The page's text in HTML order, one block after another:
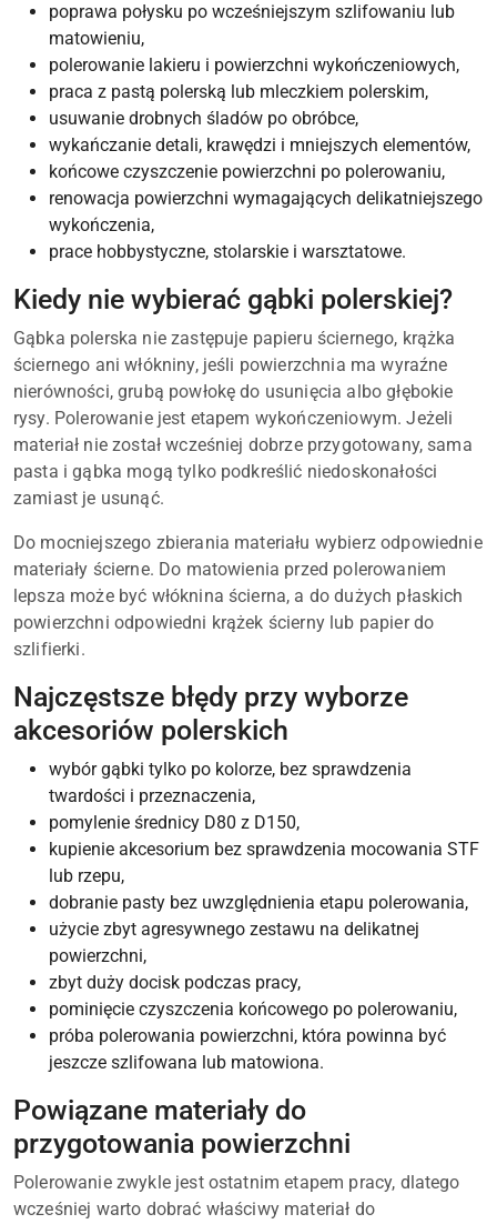
poprawa połysku po wcześniejszym szlifowaniu lub
matowieniu,
polerowanie lakieru i powierzchni wykończeniowych,
praca z pastą polerską lub mleczkiem polerskim,
usuwanie drobnych śladów po obróbce,
wykańczanie detali, krawędzi i mniejszych elementów,
końcowe czyszczenie powierzchni po polerowaniu,
renowacja powierzchni wymagających delikatniejszego
wykończenia,
prace hobbystyczne, stolarskie i warsztatowe.
Kiedy nie wybierać gąbki polerskiej?
Gąbka polerska nie zastępuje papieru ściernego, krążka
ściernego ani włókniny, jeśli powierzchnia ma wyraźne
nierówności, grubą powłokę do usunięcia albo głębokie
rysy. Polerowanie jest etapem wykończeniowym. Jeżeli
materiał nie został wcześniej dobrze przygotowany, sama
pasta i gąbka mogą tylko podkreślić niedoskonałości
zamiast je usunąć.
Do mocniejszego zbierania materiału wybierz odpowiednie
materiały ścierne. Do matowienia przed polerowaniem
lepsza może być włóknina ścierna, a do dużych płaskich
powierzchni odpowiedni krążek ścierny lub papier do
szlifierki.
Najczęstsze błędy przy wyborze
akcesoriów polerskich
wybór gąbki tylko po kolorze, bez sprawdzenia
twardości i przeznaczenia,
pomylenie średnicy D80 z D150,
kupienie akcesorium bez sprawdzenia mocowania STF
lub rzepu,
dobranie pasty bez uwzględnienia etapu polerowania,
użycie zbyt agresywnego zestawu na delikatnej
powierzchni,
zbyt duży docisk podczas pracy,
pominięcie czyszczenia końcowego po polerowaniu,
próba polerowania powierzchni, która powinna być
jeszcze szlifowana lub matowiona.
Powiązane materiały do
przygotowania powierzchni
Polerowanie zwykle jest ostatnim etapem pracy, dlatego
wcześniej warto dobrać właściwy materiał do